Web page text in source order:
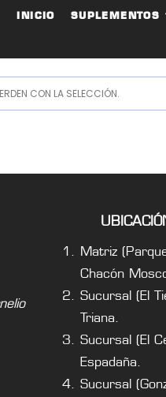
INICIO SUPLEMENTOS
CON LA SELECCIÓN.
Matriz
Chacón
Sucursal (El
Triana.
Sucursal (El
Espadaña.
Sucursal